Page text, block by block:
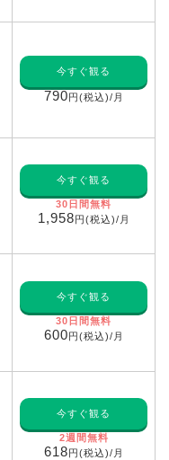
今すぐ観る
790円(税込)/月
今すぐ観る
30日間無料
1,958円(税込)/月
今すぐ観る
30日間無料
600円(税込)/月
今すぐ観る
2週間無料
618円(税込)/月